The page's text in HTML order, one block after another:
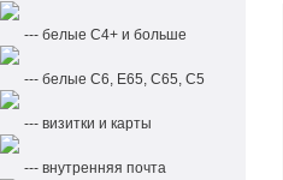
--- белые С4+ и больше
--- белые С6, Е65, С65, С5
--- визитки и карты
--- внутренняя почта